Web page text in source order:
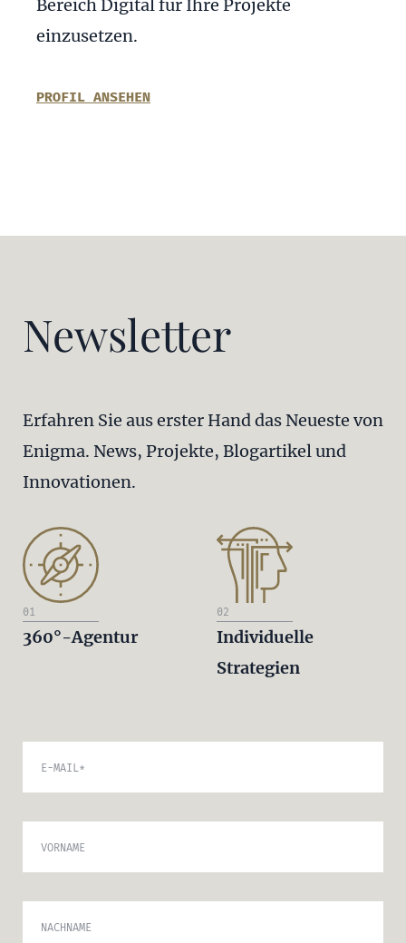
Bereich Digital für Ihre Projekte
einzusetzen.
PROFIL ANSEHEN
Newsletter
Erfahren Sie aus erster Hand das Neueste von
Enigma. News, Projekte, Blogartikel und
Innovationen.
01
360°-Agentur
02
Individuelle
Strategien
E-MAIL*
VORNAME
NACHNAME